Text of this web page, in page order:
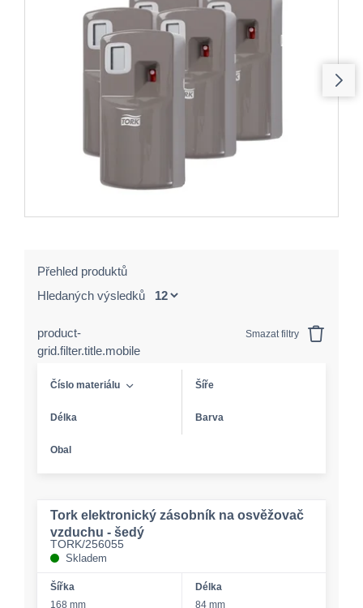
Přehled produktů
Hledaných výsledků
product-
grid.filter.title.mobile
Smazat filtry
Číslo materiálu Šíře
Délka Barva
Obal
Tork elektronický zásobník na osvěžovač
vzduchu - šedý
TORK/256055
Skladem
Šířka
168 mm
Délka
84 mm